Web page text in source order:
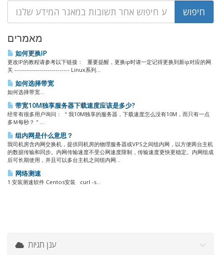
מאמרים
如何更换IP
更改IP的教程请参考以下链接： 重要提醒，更换ip时请一定记得更换到新ip对应的网
关 ---------------------------- Linux系列...
如何选择带宽
如何选择带宽...
带宽10M独享服务器下载速度应该是多少?
经常有很多用户询问： ＂我10M独享的服务器，下载速度怎么没有10M，而只有一点
多Ｍ每秒？＂...
组内网是什么意思？
我司机房含内网交换机，提供同机房的物理服务器或VPS之间组内网，以方便两台主机
的数据传输和同步。内网传输速度不受公网速度限制，传输速度更快更稳定。内网组成
后可长期使用，并且可以多台主机之间组内网...
网络测速
1.安装测速软件 Centos安装 curl -s...
ענן תגיות